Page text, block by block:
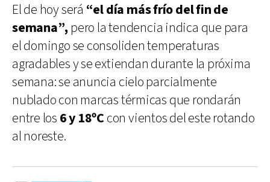
El de hoy será “el día más frío del fin de
semana”,pero la tendencia indica que para
el domingo se consoliden temperaturas
agradables y se extiendan durante la próxima
semana: se anuncia cielo parcialmente
nublado con marcas térmicas que rondarán
entre los 6 y 18ºC con vientos del este rotando
al noreste.